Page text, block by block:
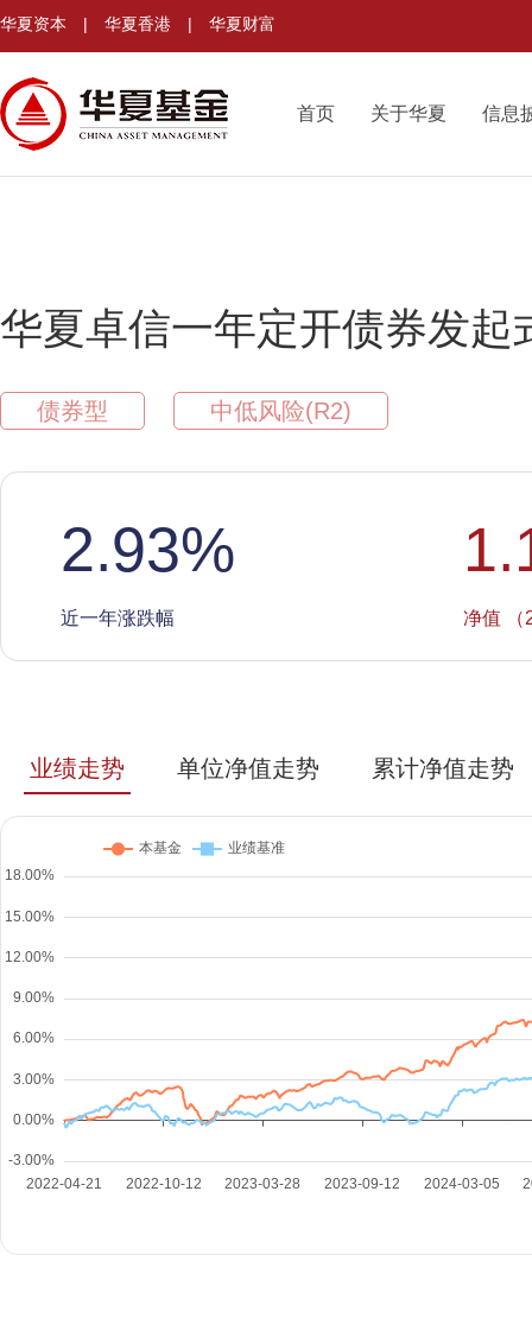
华夏资本 | 华夏香港 | 华夏财富
首页 关于华夏 信息
华夏卓信一年定开债券发起
债券型 中低风险(R2)
2.93%
近一年涨跌幅 净值 （
业绩走势 单位净值走势 累计净值走势